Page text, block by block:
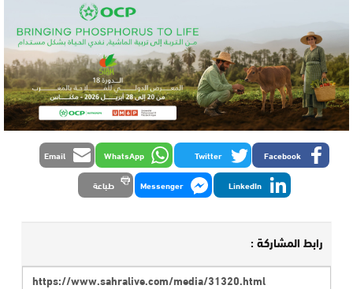
Facebook
Twitter
WhatsApp
Email
LinkedIn
Messenger طباعة
رابط المشاركة :